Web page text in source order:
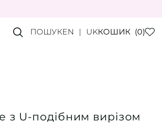
ПОШУКEN UKКОШИК (0)
з U-подібним вирізом